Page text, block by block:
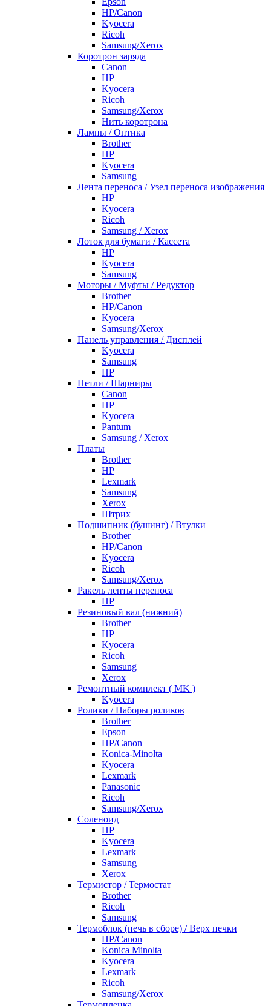
HP/Canon
Kyocera
Ricoh
Samsung/Xerox
Коротрон заряда
Canon
HP
Kyocera
Ricoh
Samsung/Xerox
Нить коротрона
Лампы / Оптика
Brother
HP
Kyocera
Samsung
Лента переноса / Узел переноса изображения
HP
Kyocera
Ricoh
Samsung / Xerox
Лоток для бумаги / Кассета
HP
Kyocera
Samsung
Моторы / Муфты / Редуктор
Brother
HP/Canon
Kyocera
Samsung/Xerox
Панель управления / Дисплей
Kyocera
Samsung
НР
Петли / Шарниры
Canon
HP
Kyocera
Pantum
Samsung / Xerox
Платы
Brother
HP
Lexmark
Samsung
Xerox
Штрих
Подшипник (бушинг) / Втулки
Brother
HP/Canon
Kyocera
Ricoh
Samsung/Xerox
Ракель ленты переноса
HP
Резиновый вал (нижний)
Brother
HP
Kyocera
Ricoh
Samsung
Xerox
Ремонтный комплект ( MK )
Kyocera
Ролики / Наборы роликов
Brother
Epson
HP/Canon
Konica-Minolta
Kyocera
Lexmark
Panasonic
Ricoh
Samsung/Xerox
Соленоид
HP
Kyocera
Lexmark
Samsung
Xerox
Термистор / Термостат
Brother
Ricoh
Samsung
Термоблок (печь в сборе) / Верх печки
HP/Canon
Konica Minolta
Kyocera
Lexmark
Ricoh
Samsung/Xerox